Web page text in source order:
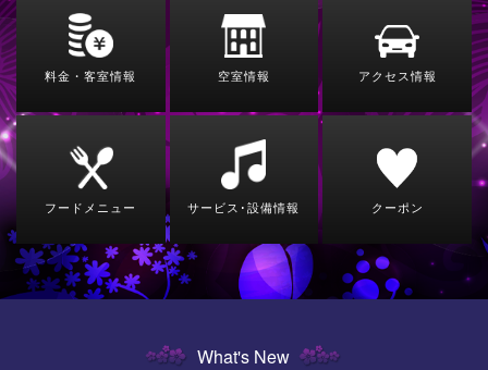
料金・客室情報 空室情報 アクセス情報
フードメニュー サービス･設備情報 クーポン
What's New